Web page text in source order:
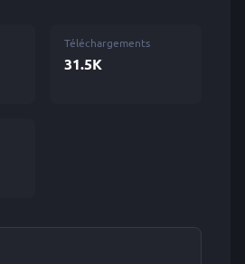
Téléchargements
31.5K